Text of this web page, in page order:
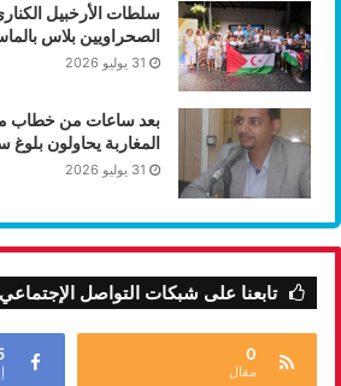
سلطات الأرخبيل
الصحراويين بلاس
31 يوليو 2026
بعد ساعات من خطاب
المغاربة يحاولون بلوغ
31 يوليو 2026
تابعنا على شبكات التواصل الإجتماعي
0
مقال